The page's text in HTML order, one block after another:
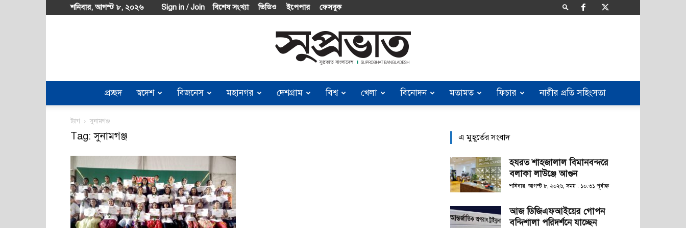
শনিবার, আগস্ট ৮, ২০২৬ Sign in / Join বিশেষ সংখ্যা ভিডিও ইপেপার ফেসবুক
Suprobhat
প্রচ্ছদ স্বদেশ বিজনেস মহানগর দেশগ্রাম বিশ্ব খেলা বিনোদন মতামত ফিচার নারীর প্রতি সহিংসতা
ট্যাগ সুনামগঞ্জ
Tag: সুনামগঞ্জ এ মুহূর্তের সংবাদ
হযরত শাহজালাল বিমানবন্দরে
বলাকা লাউঞ্জে আগুন
শনিবার, আগস্ট ৮, ২০২৬; সময় : ১০:৩১ পূর্বাহ্ণ
আজ ডিজিএফআইয়ের গোপন
বন্দিশালা পরিদর্শনে যাচ্ছেন